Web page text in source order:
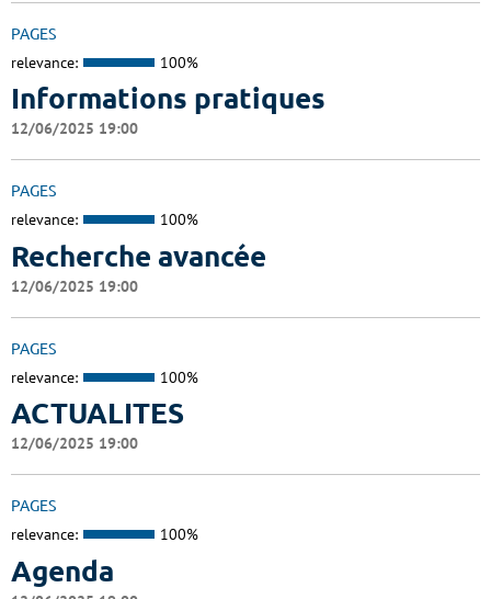
PAGES
relevance: 100%
Informations pratiques
12/06/2025 19:00
PAGES
relevance: 100%
Recherche avancée
12/06/2025 19:00
PAGES
relevance: 100%
ACTUALITES
12/06/2025 19:00
PAGES
relevance: 100%
Agenda